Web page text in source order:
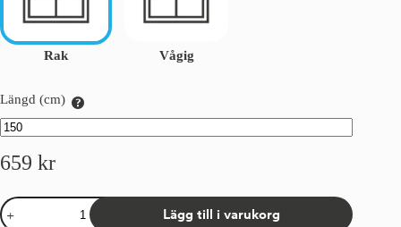
Rak Vågig
Längd (cm)
659 kr
Kappa
Sandatex
Lägg till i varukorg